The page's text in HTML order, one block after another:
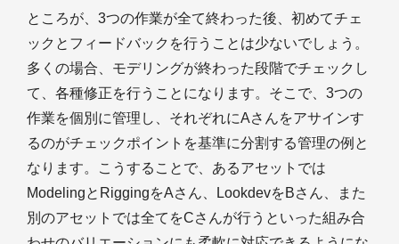
ところが、3つの作業が全て終わった後、初めてチェ
ックとフィードバックを行うことは少ないでしょう。
多くの場合、モデリングが終わった段階でチェックし
て、各種修正を行うことになります。そこで、3つの
作業を個別に管理し、それぞれにAさんをアサインす
るのがチェックポイントを基準に分割する管理の例と
なります。こうすることで、あるアセットでは
ModelingとRiggingをAさん、LookdevをBさん、また
別のアセットでは全てをCさんが行うといった組み合